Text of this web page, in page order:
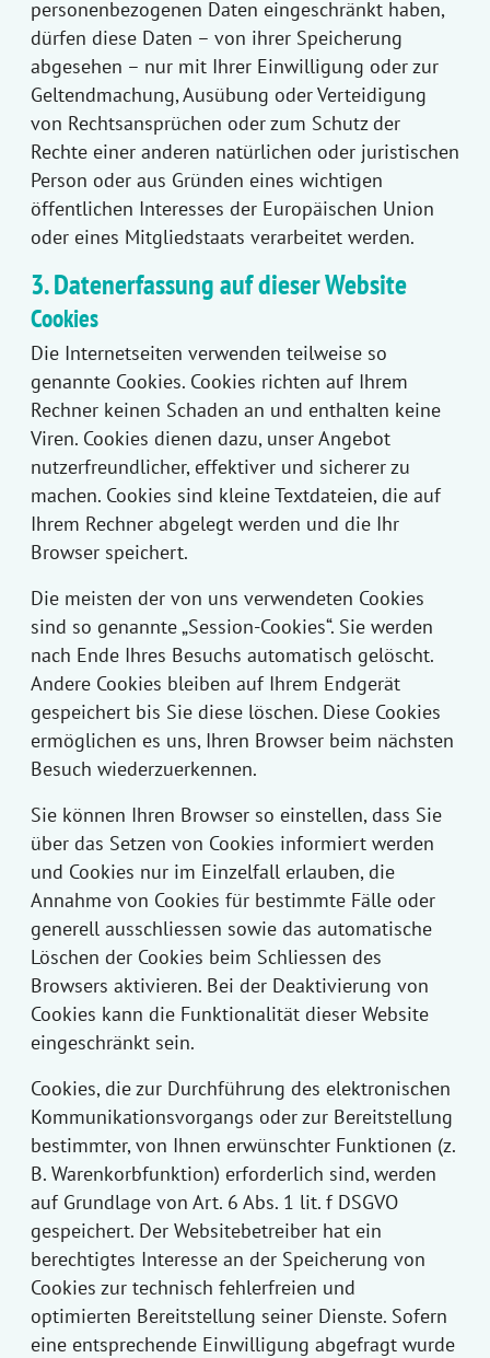
personenbezogenen Daten eingeschränkt haben,
dürfen diese Daten – von ihrer Speicherung
abgesehen – nur mit Ihrer Einwilligung oder zur
Geltendmachung, Ausübung oder Verteidigung
von Rechtsansprüchen oder zum Schutz der
Rechte einer anderen natürlichen oder juristischen
Person oder aus Gründen eines wichtigen
öffentlichen Interesses der Europäischen Union
oder eines Mitgliedstaats verarbeitet werden.
3. Datenerfassung auf dieser Website
Cookies
Die Internetseiten verwenden teilweise so
genannte Cookies. Cookies richten auf Ihrem
Rechner keinen Schaden an und enthalten keine
Viren. Cookies dienen dazu, unser Angebot
nutzerfreundlicher, effektiver und sicherer zu
machen. Cookies sind kleine Textdateien, die auf
Ihrem Rechner abgelegt werden und die Ihr
Browser speichert.
Die meisten der von uns verwendeten Cookies
sind so genannte „Session-Cookies“. Sie werden
nach Ende Ihres Besuchs automatisch gelöscht.
Andere Cookies bleiben auf Ihrem Endgerät
gespeichert bis Sie diese löschen. Diese Cookies
ermöglichen es uns, Ihren Browser beim nächsten
Besuch wiederzuerkennen.
Sie können Ihren Browser so einstellen, dass Sie
über das Setzen von Cookies informiert werden
und Cookies nur im Einzelfall erlauben, die
Annahme von Cookies für bestimmte Fälle oder
generell ausschliessen sowie das automatische
Löschen der Cookies beim Schliessen des
Browsers aktivieren. Bei der Deaktivierung von
Cookies kann die Funktionalität dieser Website
eingeschränkt sein.
Cookies, die zur Durchführung des elektronischen
Kommunikationsvorgangs oder zur Bereitstellung
bestimmter, von Ihnen erwünschter Funktionen (z.
B. Warenkorbfunktion) erforderlich sind, werden
auf Grundlage von Art. 6 Abs. 1 lit. f DSGVO
gespeichert. Der Websitebetreiber hat ein
berechtigtes Interesse an der Speicherung von
Cookies zur technisch fehlerfreien und
optimierten Bereitstellung seiner Dienste. Sofern
eine entsprechende Einwilligung abgefragt wurde